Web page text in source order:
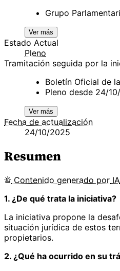
Grupo
Ver más
Estado Actual
Pleno
Tramitación seguida por la
Boletín Oficial de
Pleno desde 24/
Ver más
Fecha de actualización
24/10/2025
Resumen
Contenido generado por IA
1. ¿De qué trata la iniciativa?
La iniciativa propone la
situación jurídica de estos
propietarios.
2. ¿Qué ha ocurrido en su